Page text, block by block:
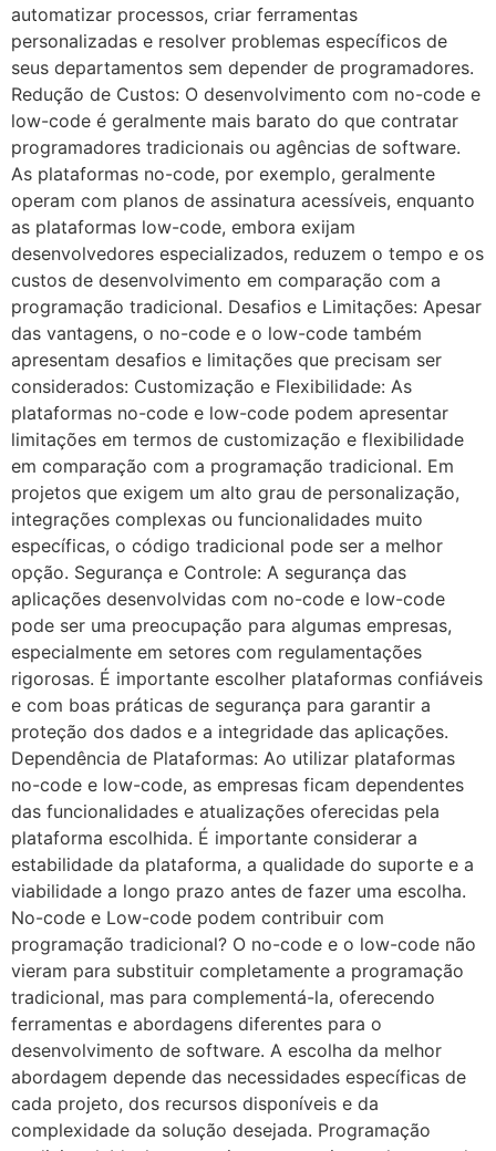
automatizar processos, criar ferramentas
personalizadas e resolver problemas específicos de
seus departamentos sem depender de programadores.
Redução de Custos: O desenvolvimento com no-code e
low-code é geralmente mais barato do que contratar
programadores tradicionais ou agências de software.
As plataformas no-code, por exemplo, geralmente
operam com planos de assinatura acessíveis, enquanto
as plataformas low-code, embora exijam
desenvolvedores especializados, reduzem o tempo e os
custos de desenvolvimento em comparação com a
programação tradicional. Desafios e Limitações: Apesar
das vantagens, o no-code e o low-code também
apresentam desafios e limitações que precisam ser
considerados: Customização e Flexibilidade: As
plataformas no-code e low-code podem apresentar
limitações em termos de customização e flexibilidade
em comparação com a programação tradicional. Em
projetos que exigem um alto grau de personalização,
integrações complexas ou funcionalidades muito
específicas, o código tradicional pode ser a melhor
opção. Segurança e Controle: A segurança das
aplicações desenvolvidas com no-code e low-code
pode ser uma preocupação para algumas empresas,
especialmente em setores com regulamentações
rigorosas. É importante escolher plataformas confiáveis
e com boas práticas de segurança para garantir a
proteção dos dados e a integridade das aplicações.
Dependência de Plataformas: Ao utilizar plataformas
no-code e low-code, as empresas ficam dependentes
das funcionalidades e atualizações oferecidas pela
plataforma escolhida. É importante considerar a
estabilidade da plataforma, a qualidade do suporte e a
viabilidade a longo prazo antes de fazer uma escolha.
No-code e Low-code podem contribuir com
programação tradicional? O no-code e o low-code não
vieram para substituir completamente a programação
tradicional, mas para complementá-la, oferecendo
ferramentas e abordagens diferentes para o
desenvolvimento de software. A escolha da melhor
abordagem depende das necessidades específicas de
cada projeto, dos recursos disponíveis e da
complexidade da solução desejada. Programação